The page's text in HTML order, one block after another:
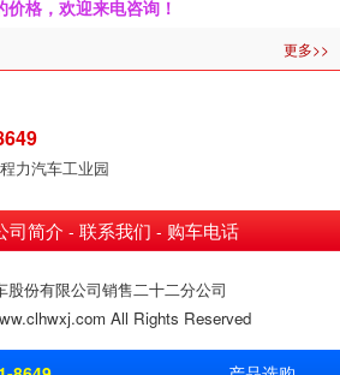
格，欢迎来电咨询！
更多>>
力汽车工业园
司简介 - 联系我们 - 购车电话
股份有限公司销售二十二分公司
All Rights Reserved